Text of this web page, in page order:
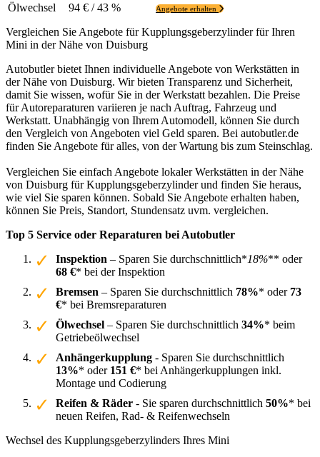
Ölwechsel 94 € / 43 % Angebote erhalten
Vergleichen Sie Angebote für Kupplungsgeberzylinder für Ihren
Mini in der Nähe von Duisburg
Autobutler bietet Ihnen individuelle Angebote von Werkstätten in
der Nähe von Duisburg. Wir bieten Transparenz und Sicherheit,
damit Sie wissen, wofür Sie in der Werkstatt bezahlen. Die Preise
für Autoreparaturen variieren je nach Auftrag, Fahrzeug und
Werkstatt. Unabhängig von Ihrem Automodell, können Sie durch
den Vergleich von Angeboten viel Geld sparen. Bei autobutler.de
finden Sie Angebote für alles, von der Wartung bis zum Steinschlag.
Vergleichen Sie einfach Angebote lokaler Werkstätten in der Nähe
von Duisburg für Kupplungsgeberzylinder und finden Sie heraus,
wie viel Sie sparen können. Sobald Sie Angebote erhalten haben,
können Sie Preis, Standort, Stundensatz uvm. vergleichen.
Top 5 Service oder Reparaturen bei Autobutler
Inspektion – Sparen Sie durchschnittlich*18%** oder
68 €* bei der Inspektion
Bremsen – Sparen Sie durchschnittlich 78%* oder 73
€* bei Bremsreparaturen
Ölwechsel – Sparen Sie durchschnittlich 34%* beim
Getriebeölwechsel
Anhängerkupplung - Sparen Sie durchschnittlich
13%* oder 151 €* bei Anhängerkupplungen inkl.
Montage und Codierung
Reifen & Räder - Sie sparen durchschnittlich 50%* bei
neuen Reifen, Rad- & Reifenwechseln
Wechsel des Kupplungsgeberzylinders Ihres Mini